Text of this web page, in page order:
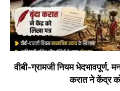
वीबी-ग्रामजी नियम भेदभावपूर्ण,
करात ने केंद्र